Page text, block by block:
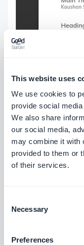
This website uses
We use cookies to
provide social
We also share
our social media,
may combine it with
provided to them or
of their services.
Selection
Necessary
Preferences